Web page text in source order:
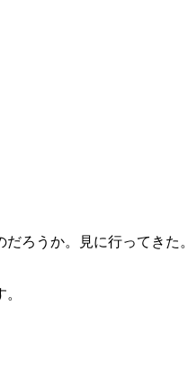
ろうか。見に行ってきた。